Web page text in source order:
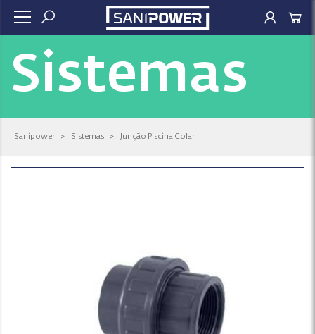
Sistemas
Sanipower > Sistemas > Junção Piscina Colar